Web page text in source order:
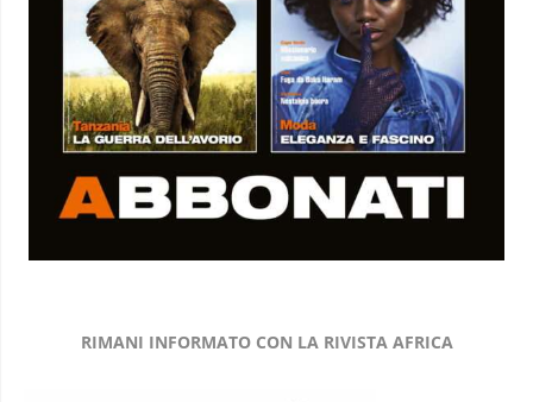
RIMANI INFORMATO CON LA RIVISTA AFRICA